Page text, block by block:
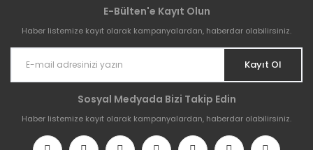
E-Bülten'e Kayıt Olun
Haber listemize kayıt olarak kampanyalardan, haberdar olabilirsiniz.
Kayıt Ol
Sosyal Medyada Bizi Takip Edin
Haber listemize kayıt olarak kampanyalardan, haberdar olabilirsiniz.